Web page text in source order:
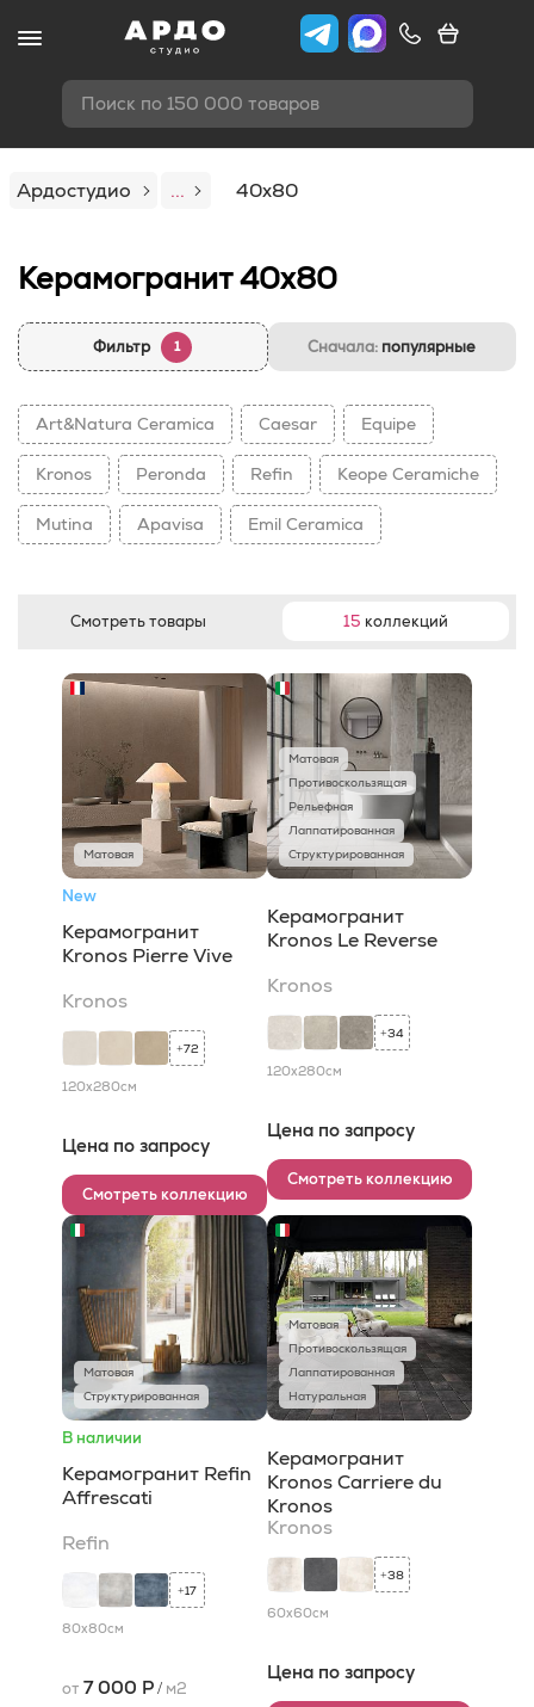
Поиск по 150 000 товаров
Ардостудио ... 40x80
Керамогранит 40х80
Фильтр 1 Сначала: популярные
Art&Natura Ceramica Caesar Equipe
Kronos Peronda Refin Keope Ceramiche
Mutina Apavisa Emil Ceramica
Смотреть товары 15 коллекций
Матовая
New
Керамогранит
Kronos Pierre Vive
Kronos
+72
120x280см
Цена по запросу
Смотреть коллекцию
Матовая
Противоскользящая
Рельефная
Лаппатированная
Структурированная
Керамогранит
Kronos Le Reverse
Kronos
+34
120x280см
Цена по запросу
Смотреть коллекцию
Матовая
Структурированная
В наличии
Керамогранит Refin
Affrescati
Refin
+17
80x80см
от 7 000 Р/ м2
Матовая
Противоскользящая
Лаппатированная
Натуральная
Керамогранит
Kronos Carriere du
Kronos
Kronos
+38
60x60см
Цена по запросу